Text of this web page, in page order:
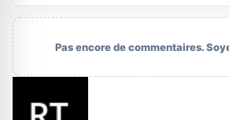
Pas encore de commentaires.